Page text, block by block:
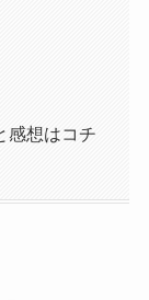
感想はコチ